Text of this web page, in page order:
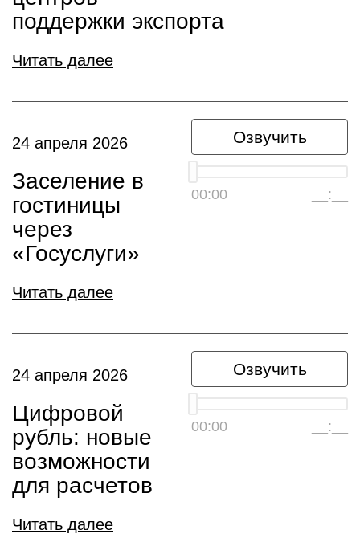
поддержки экспорта
Читать далее
Озвучить
00:00 __:__
24 апреля 2026
Заселение в
гостиницы
через
«Госуслуги»
Читать далее
Озвучить
00:00 __:__
24 апреля 2026
Цифровой
рубль: новые
возможности
для расчетов
Читать далее